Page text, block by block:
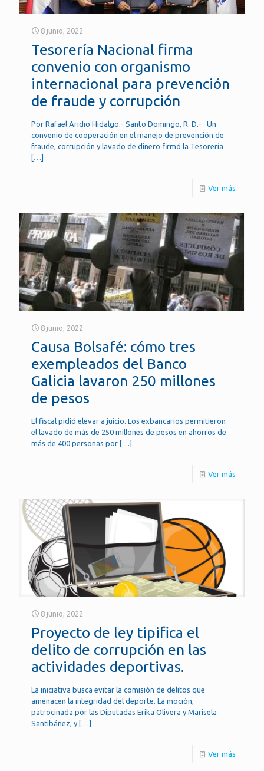
8 junio, 2022
Tesorería Nacional firma
convenio con organismo
internacional para prevención
de fraude y corrupción
Por Rafael Aridio Hidalgo.- Santo Domingo, R. D.- Un
convenio de cooperación en el manejo de prevención de
fraude, corrupción y lavado de dinero firmó la Tesorería
[…]
Ver más
8 junio, 2022
Causa Bolsafé: cómo tres
exempleados del Banco
Galicia lavaron 250 millones
de pesos
El fiscal pidió elevar a juicio. Los exbancarios permitieron
el lavado de más de 250 millones de pesos en ahorros de
más de 400 personas por […]
Ver más
8 junio, 2022
Proyecto de ley tipifica el
delito de corrupción en las
actividades deportivas.
La iniciativa busca evitar la comisión de delitos que
amenacen la integridad del deporte. La moción,
patrocinada por las Diputadas Erika Olivera y Marisela
Santibáñez, y […]
Ver más